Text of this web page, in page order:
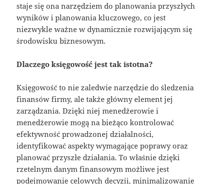
staje się ona narzędziem do planowania przyszłych
wyników i planowania kluczowego, co jest
niezwykle ważne w dynamicznie rozwijającym się
środowisku biznesowym.
Dlaczego księgowość jest tak istotna?
Księgowość to nie zaledwie narzędzie do śledzenia
finansów firmy, ale także główny element jej
zarządzania. Dzięki niej menedżerowie i
menedżerowie mogą na bieżąco kontrolować
efektywność prowadzonej działalności,
identyfikować aspekty wymagające poprawy oraz
planować przyszłe działania. To właśnie dzięki
rzetelnym danym finansowym możliwe jest
podejmowanie celowych decyzji, minimalizowanie